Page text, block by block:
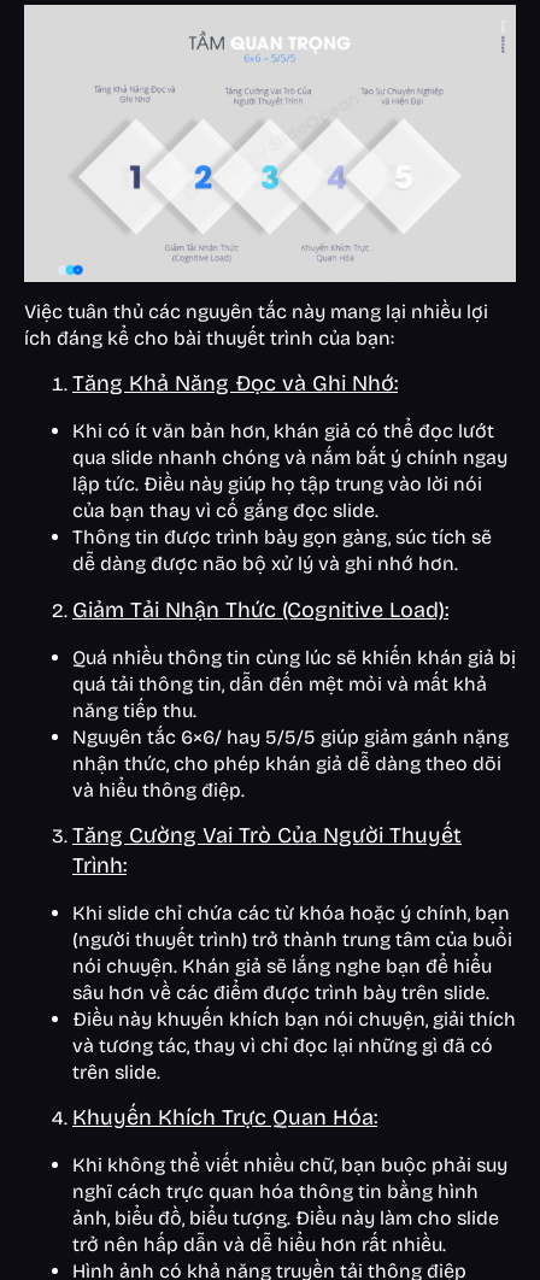
Việc tuân thủ các nguyên tắc này mang lại nhiều lợi
ích đáng kể cho bài thuyết trình của bạn:
Tăng Khả Năng Đọc và Ghi Nhớ:
Khi có ít văn bản hơn, khán giả có thể đọc lướt
qua slide nhanh chóng và nắm bắt ý chính ngay
lập tức. Điều này giúp họ tập trung vào lời nói
của bạn thay vì cố gắng đọc slide.
Thông tin được trình bày gọn gàng, súc tích sẽ
dễ dàng được não bộ xử lý và ghi nhớ hơn.
Giảm Tải Nhận Thức (Cognitive Load):
Quá nhiều thông tin cùng lúc sẽ khiến khán giả bị
quá tải thông tin, dẫn đến mệt mỏi và mất khả
năng tiếp thu.
Nguyên tắc 6×6/ hay 5/5/5 giúp giảm gánh nặng
nhận thức, cho phép khán giả dễ dàng theo dõi
và hiểu thông điệp.
Tăng Cường Vai Trò Của Người Thuyết
Trình:
Khi slide chỉ chứa các từ khóa hoặc ý chính, bạn
(người thuyết trình) trở thành trung tâm của buổi
nói chuyện. Khán giả sẽ lắng nghe bạn để hiểu
sâu hơn về các điểm được trình bày trên slide.
Điều này khuyến khích bạn nói chuyện, giải thích
và tương tác, thay vì chỉ đọc lại những gì đã có
trên slide.
Khuyến Khích Trực Quan Hóa:
Khi không thể viết nhiều chữ, bạn buộc phải suy
nghĩ cách trực quan hóa thông tin bằng hình
ảnh, biểu đồ, biểu tượng. Điều này làm cho slide
trở nên hấp dẫn và dễ hiểu hơn rất nhiều.
Hình ảnh có khả năng truyền tải thông điệp